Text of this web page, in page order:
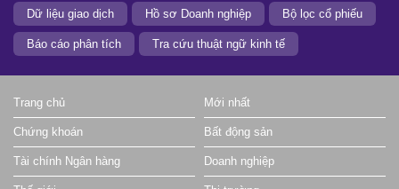
Dữ liệu giao dịch Hồ sơ Doanh nghiệp Bộ lọc cổ phiếu
Báo cáo phân tích Tra cứu thuật ngữ kinh tế
Trang chủ Mới nhất
Chứng khoán Bất động sản
Tài chính Ngân hàng Doanh nghiệp